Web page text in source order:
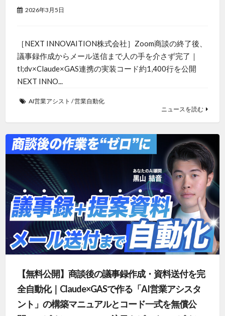
2026年3月5日
［NEXT INNOVAITION株式会社］Zoom商談の終了後、
議事録作成からメール送信まで人の手を介さず完了｜
tl;dv×Claude×GAS連携の実装コード約1,400行を公開
NEXT INNO...
AI営業アシスト /営業自動化
ニュースを読む
【無料公開】商談後の議事録作成・資料送付を完
全自動化｜Claude×GASで作る「AI営業アシスタ
ント」の構築マニュアルとコード一式を無償公